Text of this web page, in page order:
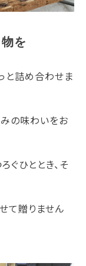
を
と詰め合わせま
の味わいをお
ぐひととき、そ
て贈りません